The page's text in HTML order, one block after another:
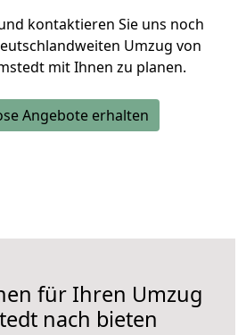
kontaktieren Sie uns noch
Umzug von
mit Ihnen zu planen.
Angebote erhalten
für Ihren Umzug
nach bieten